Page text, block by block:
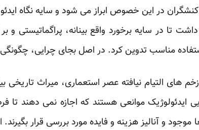
در این خصوص ابراز می شود و سایه نگاه
تا در سایه برخورد واقع بینانه، پراگماتیستی
مناسب تدوین کرد. در اصل بجای چرایی،
های التیام نیافته عصر استعماری، میراث
موانعی هستند که اجازه نمی دهند تا
و آنالیز هزینه و فایده مورد بررسی قرار